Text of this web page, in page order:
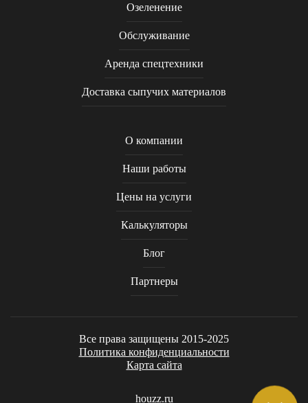
Озеленение
Обслуживание
Аренда спецтехники
Доставка сыпучих материалов
О компании
Наши работы
Цены на услуги
Калькуляторы
Блог
Партнеры
Все права защищены 2015-2025
Политика конфиденциальности
Карта сайта
houzz.ru